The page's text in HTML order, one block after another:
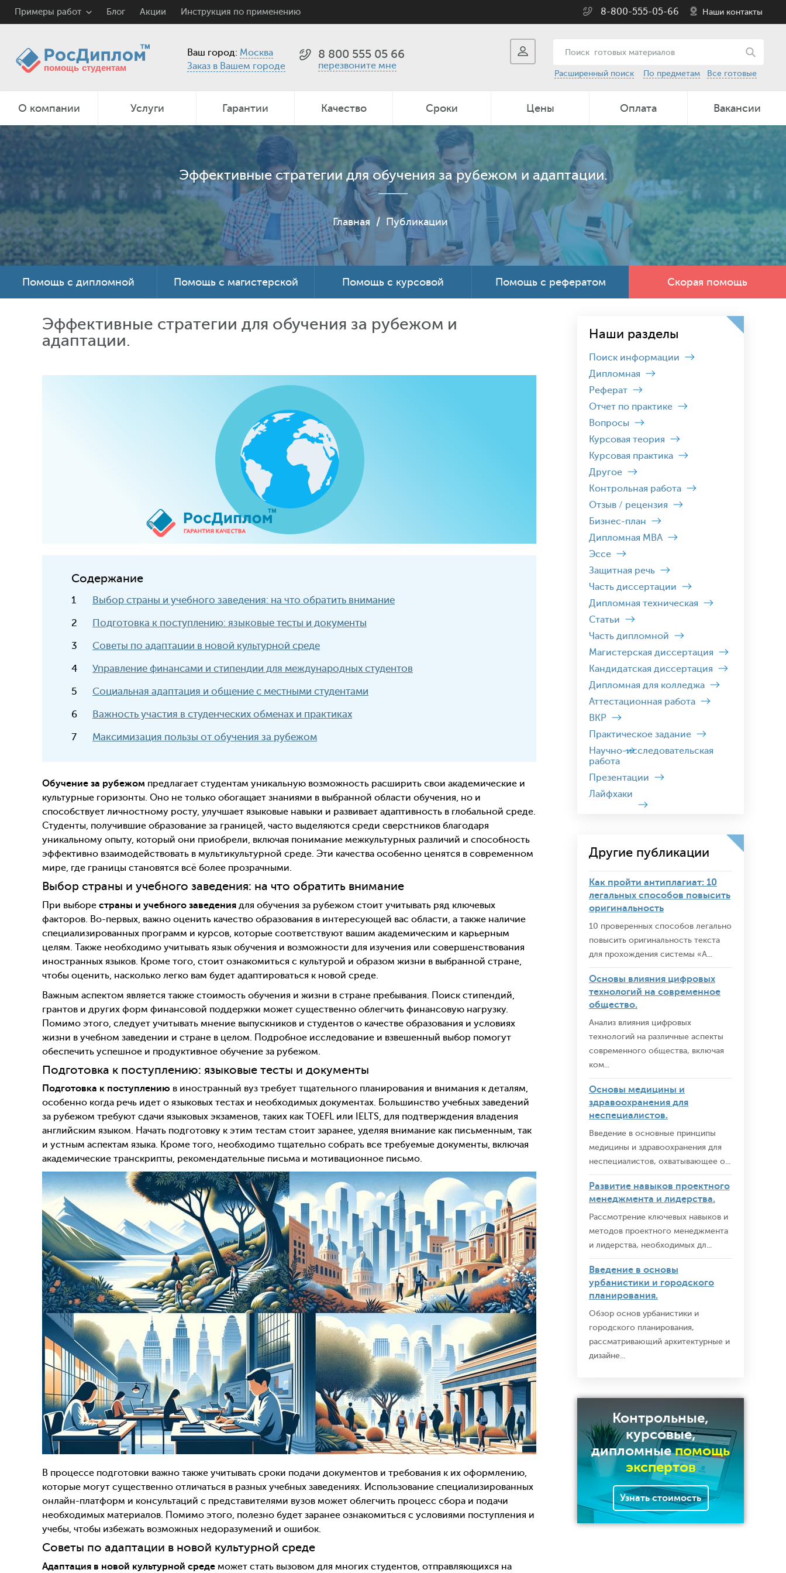
Примеры работ Блог Акции Инструкция по применению 8-800-555-05-66 Наши контакты
Ваш город: Москва
Заказ в Вашем городе
8 800 555 05 66
перезвоните мне
Расширенный поиск По предметам Все готовые
О компании Услуги Гарантии Качество Сроки Цены Оплата Вакансии
Эффективные стратегии для обучения за рубежом и адаптации.
Главная / Публикации
Помощь с дипломной Помощь с магистерской Помощь с курсовой Помощь с рефератом Скорая помощь
Эффективные стратегии для обучения за рубежом и
адаптации.
Содержание
Выбор страны и учебного заведения: на что обратить внимание
Подготовка к поступлению: языковые тесты и документы
Советы по адаптации в новой культурной среде
Управление финансами и стипендии для международных студентов
Социальная адаптация и общение с местными студентами
Важность участия в студенческих обменах и практиках
Максимизация пользы от обучения за рубежом
Обучение за рубежом предлагает студентам уникальную возможность расширить свои академические и
культурные горизонты. Оно не только обогащает знаниями в выбранной области обучения, но и
способствует личностному росту, улучшает языковые навыки и развивает адаптивность в глобальной среде.
Студенты, получившие образование за границей, часто выделяются среди сверстников благодаря
уникальному опыту, который они приобрели, включая понимание межкультурных различий и способность
эффективно взаимодействовать в мультикультурной среде. Эти качества особенно ценятся в современном
мире, где границы становятся всё более прозрачными.
Выбор страны и учебного заведения: на что обратить внимание
При выборе страны и учебного заведения для обучения за рубежом стоит учитывать ряд ключевых
факторов. Во-первых, важно оценить качество образования в интересующей вас области, а также наличие
специализированных программ и курсов, которые соответствуют вашим академическим и карьерным
целям. Также необходимо учитывать язык обучения и возможности для изучения или совершенствования
иностранных языков. Кроме того, стоит ознакомиться с культурой и образом жизни в выбранной стране,
чтобы оценить, насколько легко вам будет адаптироваться к новой среде.
Важным аспектом является также стоимость обучения и жизни в стране пребывания. Поиск стипендий,
грантов и других форм финансовой поддержки может существенно облегчить финансовую нагрузку.
Помимо этого, следует учитывать мнение выпускников и студентов о качестве образования и условиях
жизни в учебном заведении и стране в целом. Подробное исследование и взвешенный выбор помогут
обеспечить успешное и продуктивное обучение за рубежом.
Подготовка к поступлению: языковые тесты и документы
Подготовка к поступлению в иностранный вуз требует тщательного планирования и внимания к деталям,
особенно когда речь идет о языковых тестах и необходимых документах. Большинство учебных заведений
за рубежом требуют сдачи языковых экзаменов, таких как TOEFL или IELTS, для подтверждения владения
английским языком. Начать подготовку к этим тестам стоит заранее, уделяя внимание как письменным, так
и устным аспектам языка. Кроме того, необходимо тщательно собрать все требуемые документы, включая
академические транскрипты, рекомендательные письма и мотивационное письмо.
В процессе подготовки важно также учитывать сроки подачи документов и требования к их оформлению,
которые могут существенно отличаться в разных учебных заведениях. Использование специализированных
онлайн-платформ и консультаций с представителями вузов может облегчить процесс сбора и подачи
необходимых материалов. Помимо этого, полезно будет заранее ознакомиться с условиями поступления и
учебы, чтобы избежать возможных недоразумений и ошибок.
Советы по адаптации в новой культурной среде
Адаптация в новой культурной среде может стать вызовом для многих студентов, отправляющихся на
Наши разделы
Поиск информации
Дипломная
Реферат
Отчет по практике
Вопросы
Курсовая теория
Курсовая практика
Другое
Контрольная работа
Отзыв / рецензия
Бизнес-план
Дипломная MBA
Эссе
Защитная речь
Часть диссертации
Дипломная техническая
Статьи
Часть дипломной
Магистерская диссертация
Кандидатская диссертация
Дипломная для колледжа
Аттестационная работа
ВКР
Практическое задание
Научно-исследовательская
работа
Презентации
Лайфхаки
Другие публикации
Как пройти антиплагиат: 10
легальных способов повысить
оригинальность
10 проверенных способов легально
повысить оригинальность текста
для прохождения системы «А...
Основы влияния цифровых
технологий на современное
общество.
Анализ влияния цифровых
технологий на различные аспекты
современного общества, включая
ком...
Основы медицины и
здравоохранения для
неспециалистов.
Введение в основные принципы
медицины и здравоохранения для
неспециалистов, охватывающее о...
Развитие навыков проектного
менеджмента и лидерства.
Рассмотрение ключевых навыков и
методов проектного менеджмента
и лидерства, необходимых дл...
Введение в основы
урбанистики и городского
планирования.
Обзор основ урбанистики и
городского планирования,
рассматривающий архитектурные и
дизайне...
Контрольные,
курсовые,
дипломныепомощь
экспертов
Узнать стоимость